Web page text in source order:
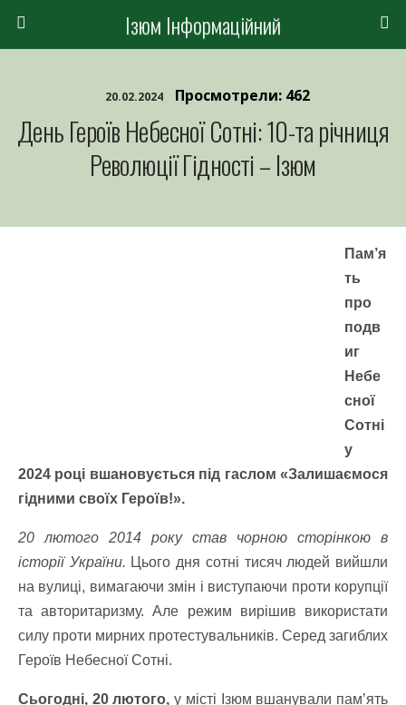
Ізюм Інформаційний
20.02.2024 Просмотрели: 462
День Героїв Небесної Сотні: 10-та річниця
Революції Гідності – Ізюм
Пам’я
ть
про
подв
иг
Небе
сної
Сотні
у
2024 році вшановується під гаслом «Залишаємося
гідними своїх Героїв!».
20 лютого 2014 року став чорною сторінкою в
історії України. Цього дня сотні тисяч людей вийшли
на вулиці, вимагаючи змін і виступаючи проти корупції
та авторитаризму. Але режим вирішив використати
силу проти мирних протестувальників. Серед загиблих
Героїв Небесної Сотні.
Сьогодні, 20 лютого, у місті Ізюм вшанували пам’ять